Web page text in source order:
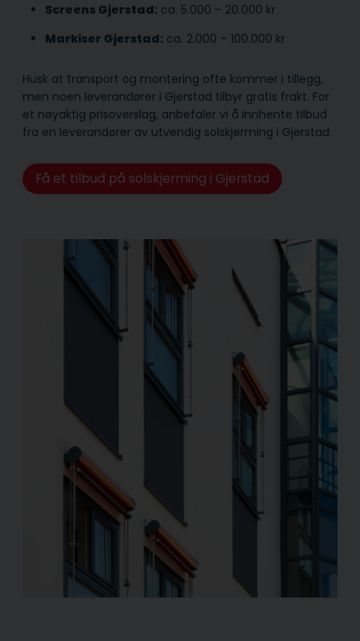
Screens Gjerstad: ca. 5.000 – 20.000 kr
Markiser Gjerstad: ca. 2.000 – 100.000 kr
Husk at transport og montering ofte kommer i tillegg,
men noen leverandører i Gjerstad tilbyr gratis frakt. For
et nøyaktig prisoverslag, anbefaler vi å innhente tilbud
fra en leverandører av utvendig solskjerming i Gjerstad.
Få et tilbud på solskjerming i Gjerstad